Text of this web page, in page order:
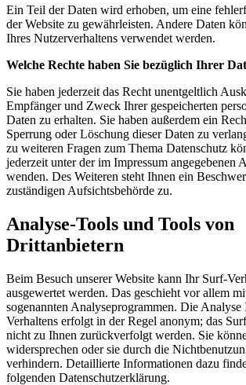
Ein Teil der Daten wird erhoben, um eine
der Website zu gewährleisten. Andere Daten
Ihres Nutzerverhaltens verwendet werden.
Welche Rechte haben Sie bezüglich Ihrer
Sie haben jederzeit das Recht unentgeltlich
Empfänger und Zweck Ihrer gespeicherten
Daten zu erhalten. Sie haben außerdem ein
Sperrung oder Löschung dieser Daten zu
zu weiteren Fragen zum Thema Datenschutz
jederzeit unter der im Impressum angegebenen
wenden. Des Weiteren steht Ihnen ein
zuständigen Aufsichtsbehörde zu.
Analyse-Tools und Tools von
Drittanbietern
Beim Besuch unserer Website kann Ihr Surf-
ausgewertet werden. Das geschieht vor allem
sogenannten Analyseprogrammen. Die Analyse
Verhaltens erfolgt in der Regel anonym; das
nicht zu Ihnen zurückverfolgt werden. Sie
widersprechen oder sie durch die
verhindern. Detaillierte Informationen dazu
folgenden Datenschutzerklärung.